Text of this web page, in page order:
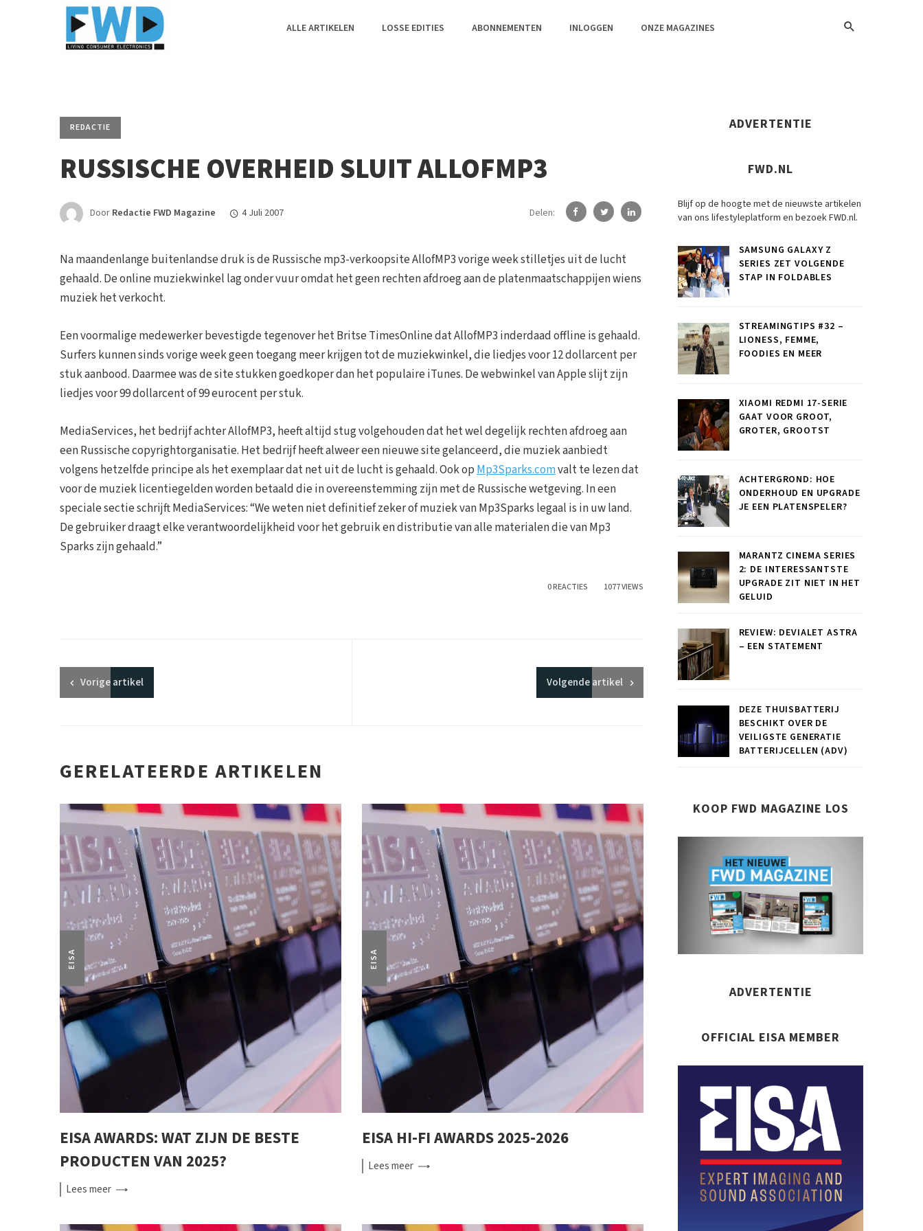
ALLE ARTIKELEN LOSSE EDITIES ABONNEMENTEN INLOGGEN ONZE MAGAZINES
REDACTIE
RUSSISCHE OVERHEID SLUIT ALLOFMP3
Door Redactie FWD Magazine 4 Juli 2007 Delen:
Na maandenlange buitenlandse druk is de Russische mp3-verkoopsite AllofMP3 vorige week stilletjes uit de lucht
gehaald. De online muziekwinkel lag onder vuur omdat het geen rechten afdroeg aan de platenmaatschappijen wiens
muziek het verkocht.
Een voormalige medewerker bevestigde tegenover het Britse TimesOnline dat AllofMP3 inderdaad offline is gehaald.
Surfers kunnen sinds vorige week geen toegang meer krijgen tot de muziekwinkel, die liedjes voor 12 dollarcent per
stuk aanbood. Daarmee was de site stukken goedkoper dan het populaire iTunes. De webwinkel van Apple slijt zijn
liedjes voor 99 dollarcent of 99 eurocent per stuk.
MediaServices, het bedrijf achter AllofMP3, heeft altijd stug volgehouden dat het wel degelijk rechten afdroeg aan
een Russische copyrightorganisatie. Het bedrijf heeft alweer een nieuwe site gelanceerd, die muziek aanbiedt
volgens hetzelfde principe als het exemplaar dat net uit de lucht is gehaald. Ook opMp3Sparks.comvalt te lezen dat
voor de muziek licentiegelden worden betaald die in overeenstemming zijn met de Russische wetgeving. In een
speciale sectie schrijft MediaServices: “We weten niet definitief zeker of muziek van Mp3Sparks legaal is in uw land.
De gebruiker draagt elke verantwoordelijkheid voor het gebruik en distributie van alle materialen die van Mp3
Sparks zijn gehaald.”
0 REACTIES 1077 VIEWS
Vorigeartikel Volgendeartikel
GERELATEERDE ARTIKELEN
EISA
EISA AWARDS: WAT ZIJN DE BESTE
PRODUCTEN VAN 2025?
Leesmeer
EISA
EISA HI-FI AWARDS 2025-2026
Leesmeer
ADVERTENTIE
FWD.NL
Blijf op de hoogte met de nieuwste artikelen
van ons lifestyleplatform en bezoek FWD.nl.
SAMSUNG GALAXY Z
SERIES ZET VOLGENDE
STAP IN FOLDABLES
STREAMINGTIPS #32 –
LIONESS, FEMME,
FOODIES EN MEER
XIAOMI REDMI 17-SERIE
GAAT VOOR GROOT,
GROTER, GROOTST
ACHTERGROND: HOE
ONDERHOUD EN UPGRADE
JE EEN PLATENSPELER?
MARANTZ CINEMA SERIES
2: DE INTERESSANTSTE
UPGRADE ZIT NIET IN HET
GELUID
REVIEW: DEVIALET ASTRA
– EEN STATEMENT
DEZE THUISBATTERIJ
BESCHIKT OVER DE
VEILIGSTE GENERATIE
BATTERIJCELLEN (ADV)
KOOP FWD MAGAZINE LOS
ADVERTENTIE
OFFICIAL EISA MEMBER